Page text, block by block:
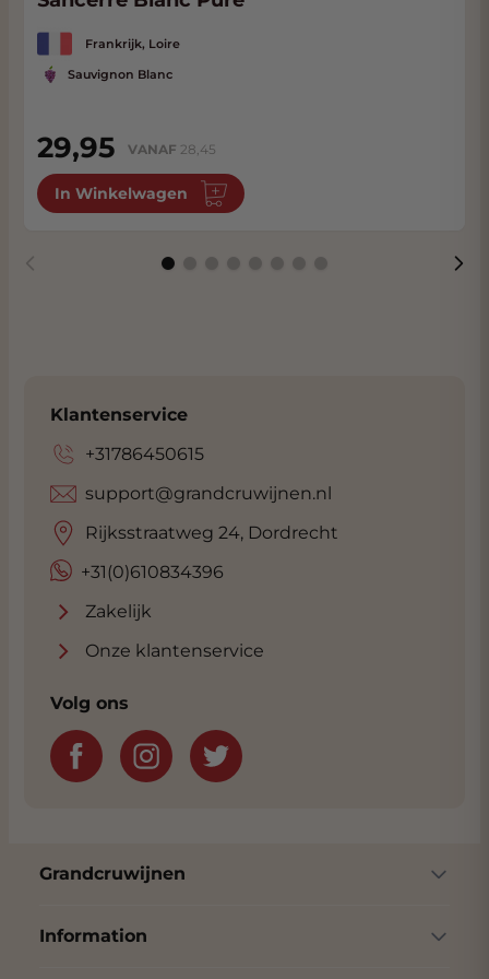
Frankrijk, Loire
Sauvignon Blanc
29,95 VANAF 28,45
In Winkelwagen
Klantenservice
+31786450615
+31(0)610834396
support@grandcruwijnen.nl
Rijksstraatweg 24, Dordrecht
Zakelijk
Onze klantenservice
Volg ons
Grandcruwijnen
Information